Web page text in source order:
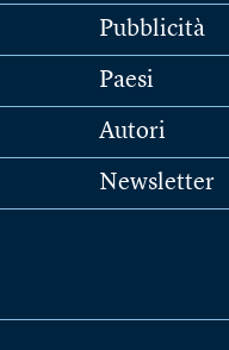
Pubblicità
Paesi
Autori
Newsletter